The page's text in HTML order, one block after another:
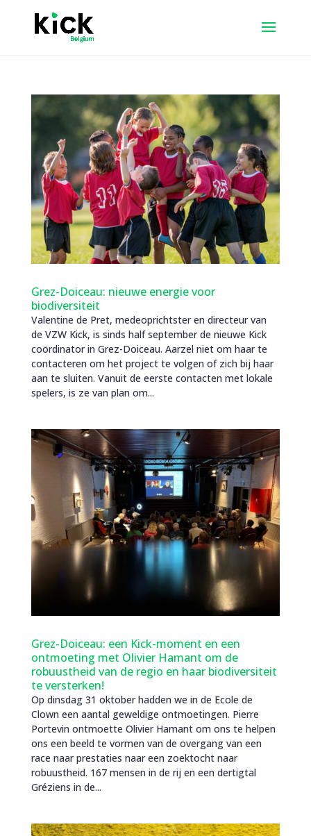
Grez-Doiceau: nieuwe energie voor
biodiversiteit
Valentine de Pret, medeoprichtster en directeur van
de VZW Kick, is sinds half september de nieuwe Kick
coördinator in Grez-Doiceau. Aarzel niet om haar te
contacteren om het project te volgen of zich bij haar
aan te sluiten. Vanuit de eerste contacten met lokale
spelers, is ze van plan om...
Grez-Doiceau: een Kick-moment en een
ontmoeting met Olivier Hamant om de
robuustheid van de regio en haar biodiversiteit
te versterken!
Op dinsdag 31 oktober hadden we in de Ecole de
Clown een aantal geweldige ontmoetingen. Pierre
Portevin ontmoette Olivier Hamant om ons te helpen
ons een beeld te vormen van de overgang van een
race naar prestaties naar een zoektocht naar
robuustheid. 167 mensen in de rij en een dertigtal
Gréziens in de...